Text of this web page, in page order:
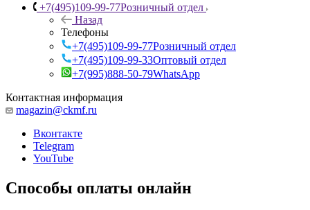
+7(495)109-99-77Розничный отдел
Назад
Телефоны
+7(495)109-99-77Розничный отдел
+7(495)109-99-33Оптовый отдел
+7(995)888-50-79WhatsApp
Контактная информация
magazin@ckmf.ru
Вконтакте
Telegram
YouTube
Способы оплаты онлайн